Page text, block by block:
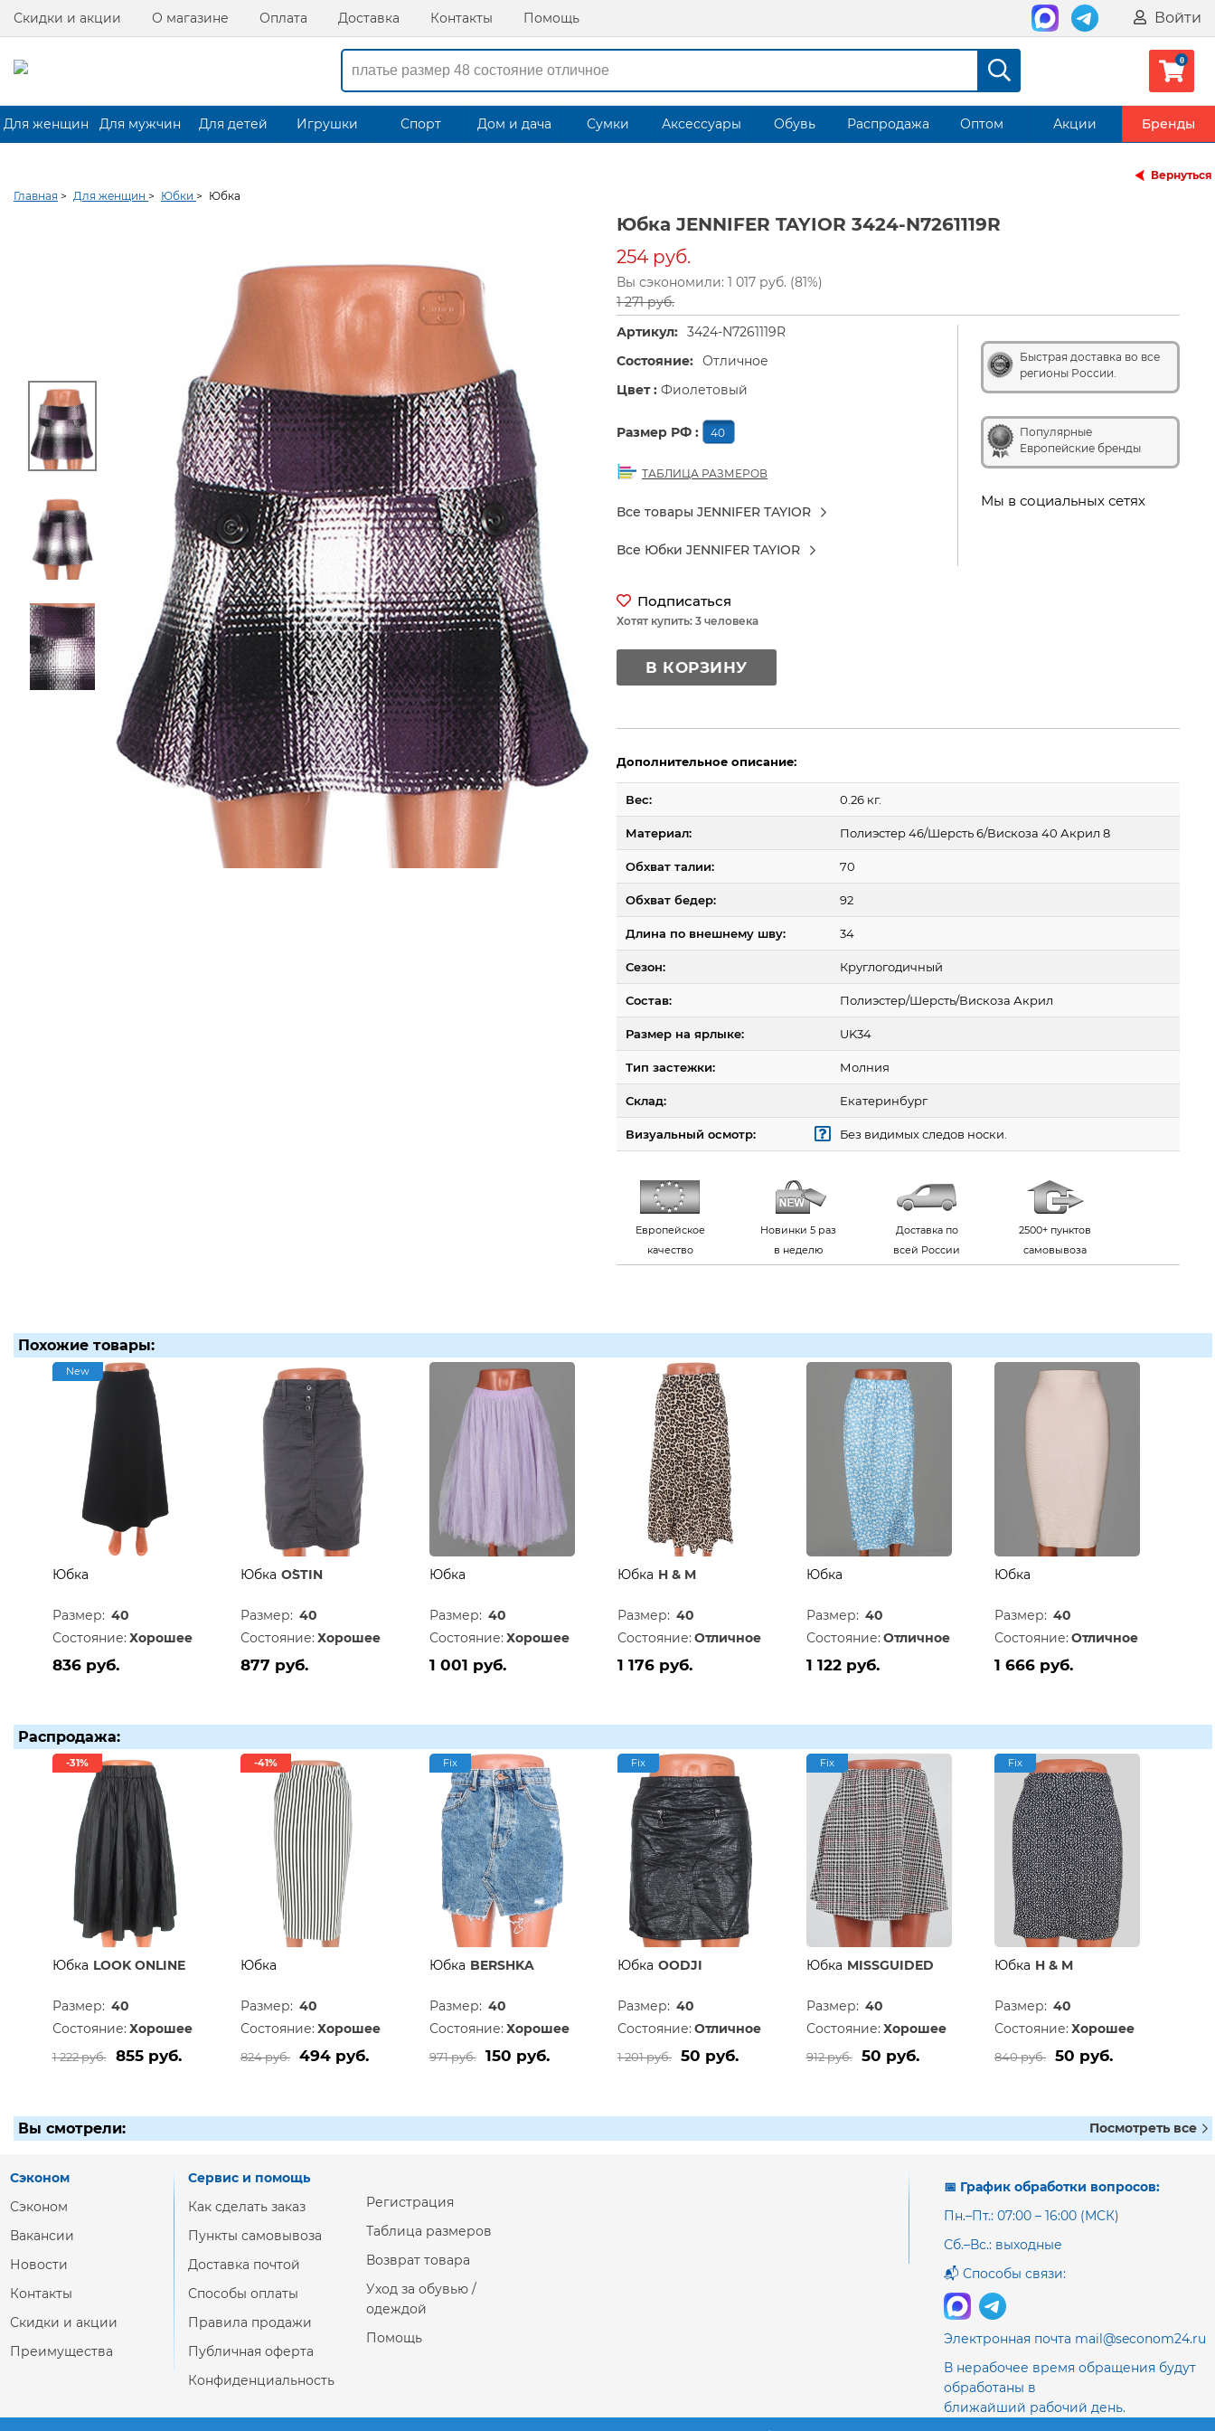
Скидки и акции О магазине Оплата Доставка Контакты Помощь Войти
Для женщин Для мужчин Для детей Игрушки Спорт Дом и дача Сумки Аксессуары Обувь Распродажа Оптом Акции Бренды
Вернуться
Главная > Для женщин > Юбки > Юбка
Юбка JENNIFER TAYIOR 3424-N7261119R
254 руб.
Вы сэкономили: 1 017 руб. (81%)
1 271 руб.
Быстрая доставка во все
регионы России.
Популярные
Европейские бренды
Мы в социальных сетях
Артикул: 3424-N7261119R
Состояние: Отличное
Цвет : Фиолетовый
Размер РФ : 40
ТАБЛИЦА РАЗМЕРОВ
Все товары JENNIFER TAYIOR
Все Юбки JENNIFER TAYIOR
Подписаться
Хотят купить: 3 человека
В КОРЗИНУ
Дополнительное описание:
Вес: 0.26 кг.
Материал: Полиэстер 46/Шерсть 6/Вискоза 40 Акрил 8
Обхват талии: 70
Обхват бедер: 92
Длина по внешнему шву: 34
Сезон: Круглогодичный
Состав: Полиэстер/Шерсть/Вискоза Акрил
Размер на ярлыке: UK34
Тип застежки: Молния
Склад: Екатеринбург
Визуальный осмотр: Без видимых следов носки.
Европейское
качество
Новинки 5 раз
в неделю
Доставка по
всей России
2500+ пунктов
самовывоза
Похожие товары:
New
Юбка
Размер: 40
Состояние: Хорошее
836 руб.
Юбка O`STIN
Размер: 40
Состояние: Хорошее
877 руб.
Юбка
Размер: 40
Состояние: Хорошее
1 001 руб.
Юбка H & M
Размер: 40
Состояние: Отличное
1 176 руб.
Юбка
Размер: 40
Состояние: Отличное
1 122 руб.
Юбка
Размер: 40
Состояние: Отличное
1 666 руб.
Распродажа:
-31%
Юбка LOOK ONLINE
Размер: 40
Состояние: Хорошее
1 222 руб. 855 руб.
-41%
Юбка
Размер: 40
Состояние: Хорошее
824 руб. 494 руб.
Fix
Юбка BERSHKA
Размер: 40
Состояние: Хорошее
971 руб. 150 руб.
Fix
Юбка OODJI
Размер: 40
Состояние: Отличное
1 201 руб. 50 руб.
Fix
Юбка MISSGUIDED
Размер: 40
Состояние: Хорошее
912 руб. 50 руб.
Fix
Юбка H & M
Размер: 40
Состояние: Хорошее
840 руб. 50 руб.
Вы смотрели: Посмотреть все
📅 График обработки вопросов:
Пн.–Пт.: 07:00 – 16:00 (МСК)
Сб.–Вс.: выходные
📬 Способы связи:
Электронная почта mail@seconom24.ru
В нерабочее время обращения будут
обработаны в
ближайший рабочий день.
Сэконом
Сэконом
Вакансии
Новости
Контакты
Скидки и акции
Преимущества
Сервис и помощь
Как сделать заказ
Пункты самовывоза
Доставка почтой
Способы оплаты
Правила продажи
Публичная оферта
Конфиденциальность
Регистрация
Таблица размеров
Возврат товара
Уход за обувью /
одеждой
Помощь